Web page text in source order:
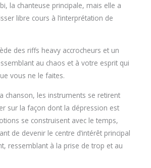
la chanteuse principale, mais elle a
libre cours à l’interprétation de
des riffs heavy accrocheurs et un
au chaos et à votre esprit qui
vous ne le faites.
chanson, les instruments se retirent
sur la façon dont la dépression est
se construisent avec le temps,
de devenir le centre d’intérêt principal
ressemblant à la prise de trop et au